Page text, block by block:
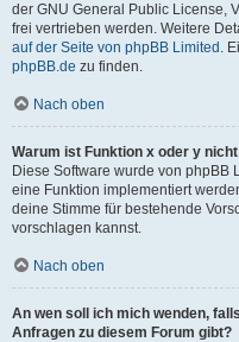
der GNU General Public License,
frei vertrieben werden. Weitere
auf der Seite von phpBB Limited .
phpBB.de zu finden.
Nach oben
Warum ist Funktion x oder y
Diese Software wurde von phpBB
eine Funktion implementiert
deine Stimme für bestehende
vorschlagen kannst.
Nach oben
An wen soll ich mich wenden,
Anfragen zu diesem Forum gibt?